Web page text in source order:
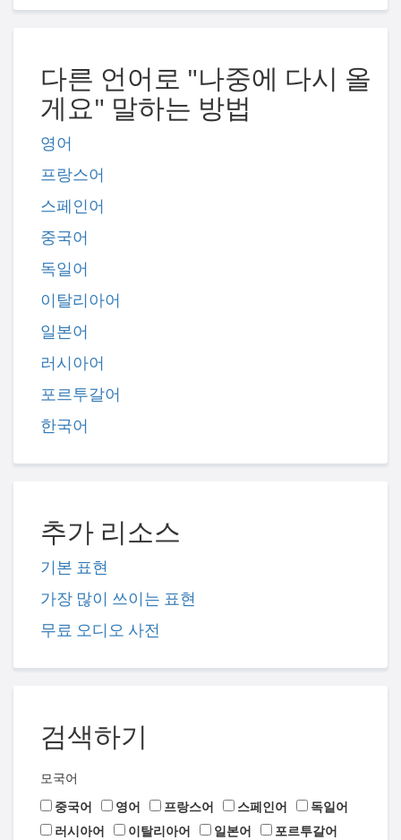
다른 언어로 "나중에 다시 올
게요" 말하는 방법
영어
프랑스어
스페인어
중국어
독일어
이탈리아어
일본어
러시아어
포르투갈어
한국어
추가 리소스
기본 표현
가장 많이 쓰이는 표현
무료 오디오 사전
검색하기
모국어
중국어
영어 프랑스어 스페인어
독일어
러시아어
이탈리아어 일본어
포르투갈어